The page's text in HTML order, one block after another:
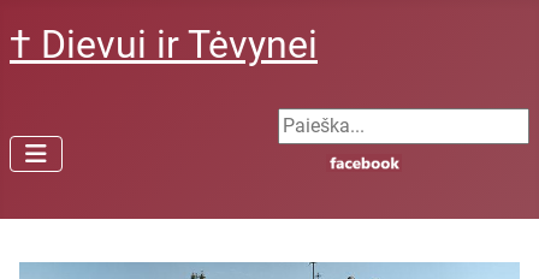
† Dievui ir Tėvynei
Search ...